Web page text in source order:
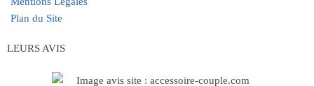
Plan du Site
LEURS AVIS